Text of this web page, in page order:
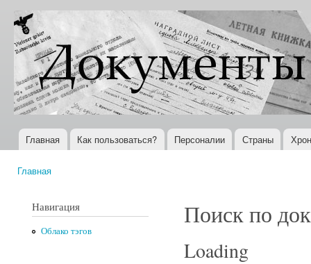
Документы
XX века
Всемирная
история в
Интернете
Главное меню
Главная Как пользоваться? Персоналии Страны
Главная
Навигация
Облако тэгов
Поиск по
Loading